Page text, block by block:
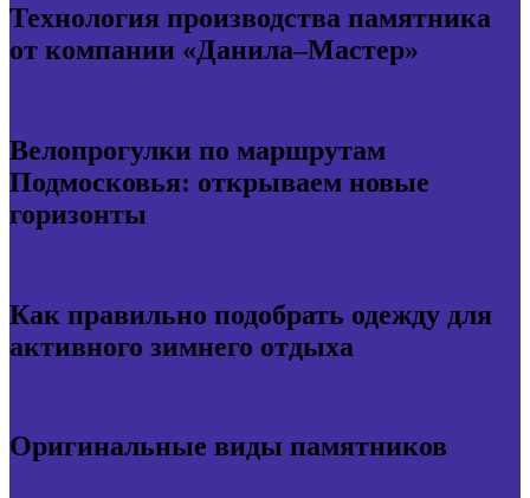
Технология производства памятника
от компании «Данила–Мастер»
Велопрогулки по маршрутам
Подмосковья: открываем новые
горизонты
Как правильно подобрать одежду для
активного зимнего отдыха
Оригинальные виды памятников